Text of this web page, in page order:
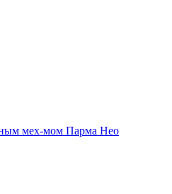
мех-мом Парма Нео